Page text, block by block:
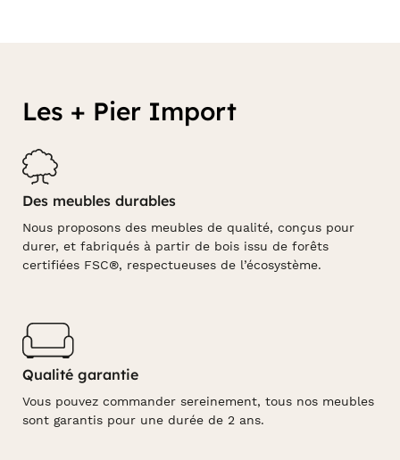
Les + Pier Import
Des meubles durables
Nous proposons des meubles de qualité, conçus pour
durer, et fabriqués à partir de bois issu de forêts
certifiées FSC®, respectueuses de l’écosystème.
Qualité garantie
Vous pouvez commander sereinement, tous nos meubles
sont garantis pour une durée de 2 ans.